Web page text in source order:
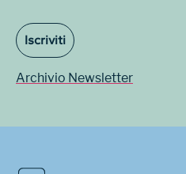
Iscriviti
Archivio Newsletter